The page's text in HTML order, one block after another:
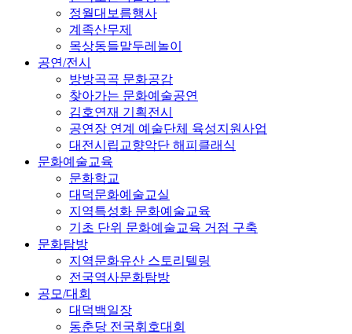
정월대보름행사
계족산무제
목상동들말두레놀이
공연/전시
방방곡곡 문화공감
찾아가는 문화예술공연
김호연재 기획전시
공연장 연계 예술단체 육성지원사업
대전시립교향악단 해피클래식
문화예술교육
문화학교
대덕문화예술교실
지역특성화 문화예술교육
기초 단위 문화예술교육 거점 구축
문화탐방
지역문화유산 스토리텔링
전국역사문화탐방
공모/대회
대덕백일장
동춘당 전국휘호대회